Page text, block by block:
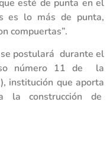
esté de punta en el
es lo más de punta,
compuertas”.
postulará durante el
número 11 de la
institución que aporta
construcción de